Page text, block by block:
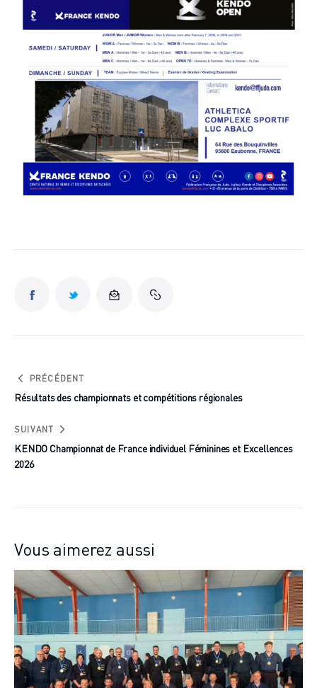
PRÉCÉDENT
Résultats des championnats et compétitions régionales
SUIVANT
KENDO Championnat de France individuel Féminines et Excellences
2026
Vous aimerez aussi